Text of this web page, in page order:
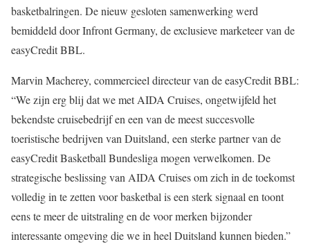
basketbalringen. De nieuw gesloten samenwerking werd
bemiddeld door Infront Germany, de exclusieve marketeer van de
easyCredit BBL.
Marvin Macherey, commercieel directeur van de easyCredit BBL:
“We zijn erg blij dat we met AIDA Cruises, ongetwijfeld het
bekendste cruisebedrijf en een van de meest succesvolle
toeristische bedrijven van Duitsland, een sterke partner van de
easyCredit Basketball Bundesliga mogen verwelkomen. De
strategische beslissing van AIDA Cruises om zich in de toekomst
volledig in te zetten voor basketbal is een sterk signaal en toont
eens te meer de uitstraling en de voor merken bijzonder
interessante omgeving die we in heel Duitsland kunnen bieden.”